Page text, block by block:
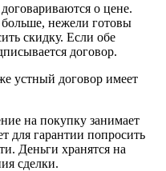
о цене.
нежели готовы
скидку. Если обе
договор.
устный договор имеет
на покупку занимает
для гарантии попросить
Деньги хранятся на
сделки.